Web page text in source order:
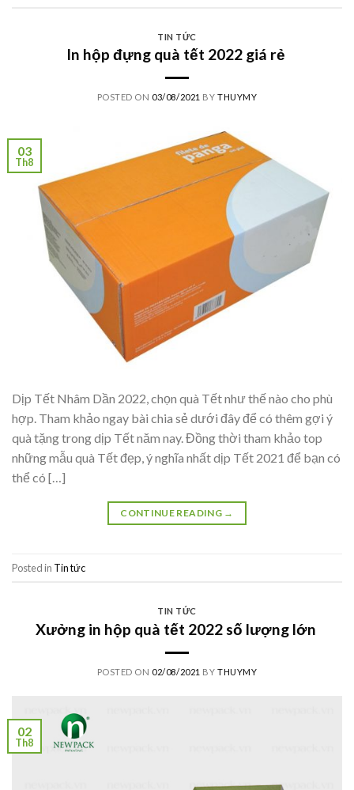
TIN TỨC
In hộp đựng quà tết 2022 giá rẻ
POSTED ON 03/08/2021 BYTHUYMY
03
Th8
Dịp Tết Nhâm Dần 2022, chọn quà Tết như thế nào cho phù
hợp. Tham khảo ngay bài chia sẻ dưới đây để có thêm gợi ý
quà tặng trong dịp Tết năm nay. Đồng thời tham khảo top
những mẫu quà Tết đẹp, ý nghĩa nhất dịp Tết 2021 để bạn có
thể có […]
CONTINUE READING →
Posted in Tin tức
TIN TỨC
Xưởng in hộp quà tết 2022 số lượng lớn
POSTED ON 02/08/2021 BYTHUYMY
02
Th8